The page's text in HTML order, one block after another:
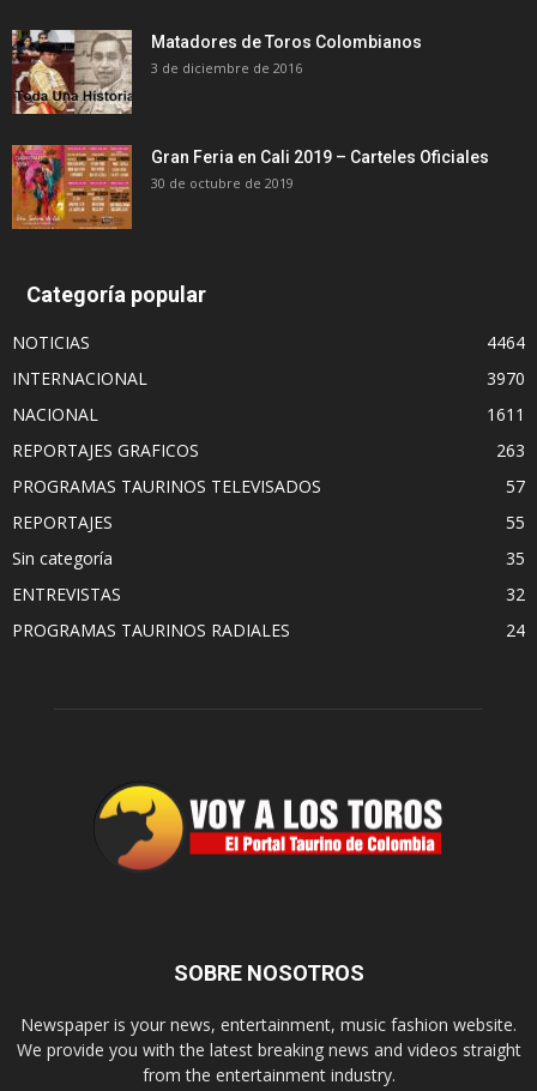
Matadores de Toros Colombianos
3 de diciembre de 2016
Gran Feria en Cali 2019 – Carteles Oficiales
30 de octubre de 2019
Categoría popular
NOTICIAS
4464
INTERNACIONAL
3970
NACIONAL
1611
REPORTAJES GRAFICOS
263
PROGRAMAS TAURINOS TELEVISADOS
57
REPORTAJES
55
Sin categoría
35
ENTREVISTAS
32
PROGRAMAS TAURINOS RADIALES
24
SOBRE NOSOTROS
Newspaper is your news, entertainment, music fashion website.
We provide you with the latest breaking news and videos straight
from the entertainment industry.